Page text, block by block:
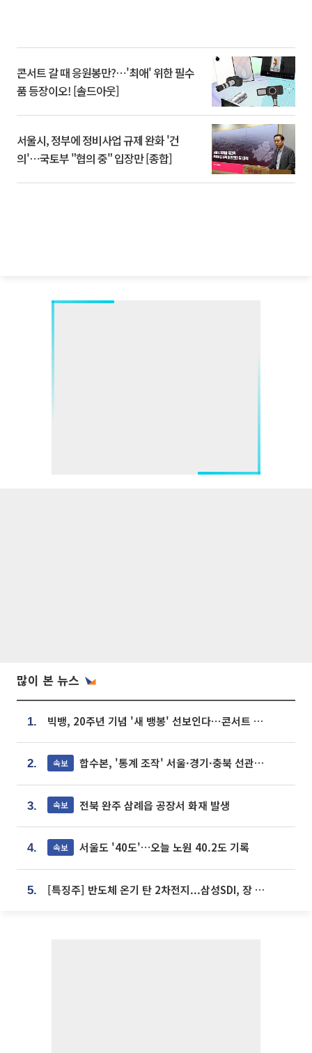
콘서트 갈 때 응원봉만?⋯'최애' 위한 필수
품 등장이오! [솔드아웃]
서울시, 정부에 정비사업 규제 완화 '건
의'⋯국토부 "협의 중" 입장만 [종합]
많이 본 뉴스
1. 빅뱅, 20주년 기념 '새 뱅봉' 선보인다⋯콘서트 앞두고 팝업 개최
2. 속보 합수본, '통계 조작' 서울·경기·충북 선관위 등 추가 압수수색
3. 속보 전북 완주 삼례읍 공장서 화재 발생
4. 속보 서울도 '40도'…오늘 노원 40.2도 기록
5. [특징주] 반도체 온기 탄 2차전지...삼성SDI, 장 초반 7% 넘게 껑충